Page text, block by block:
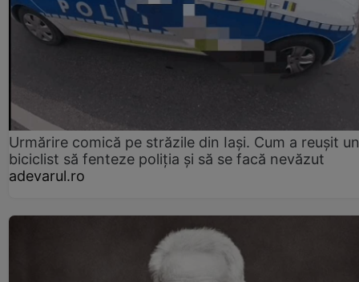
Urmărire comică pe străzile din Iași. Cum a reușit un
biciclist să fenteze poliția și să se facă nevăzut
adevarul.ro